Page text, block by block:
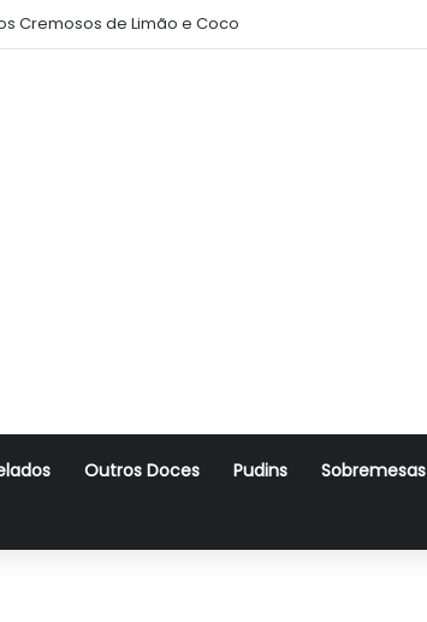
Cremosos de Limão e Coco
Outros Doces Pudins Sobremesas